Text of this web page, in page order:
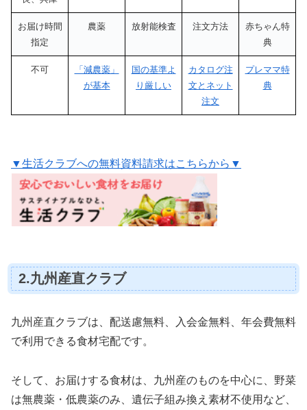
お届け時間
指定
農薬 放射能検査 注文方法
赤ちゃん特
典
不可
「減農薬」
が基本
国の基準よ
り厳しい
カタログ注
文とネット
注文
プレママ特
典
▼生活クラブへの無料資料請求はこちらから▼
2.九州産直クラブ
九州産直クラブは、配送慮無料、入会金無料、年会費無料
で利用できる食材宅配です。
そして、お届けする食材は、九州産のものを中心に、野菜
は無農薬・低農薬のみ、遺伝子組み換え素材不使用など、